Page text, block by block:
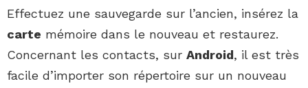
Effectuez une sauvegarde sur l’ancien, insérez la
carte mémoire dans le nouveau et restaurez.
Concernant les contacts, sur Android, il est très
facile d’importer son répertoire sur un nouveau